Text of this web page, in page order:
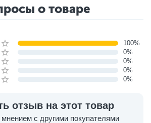
о товаре
отзыв на этот товар
с другими покупателями
100%
0%
0%
0%
0%